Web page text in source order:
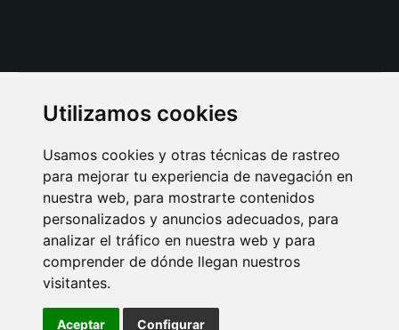
Utilizamos cookies
Usamos cookies y otras técnicas de rastreo
para mejorar tu experiencia de navegación en
nuestra web, para mostrarte contenidos
personalizados y anuncios adecuados, para
analizar el tráfico en nuestra web y para
comprender de dónde llegan nuestros
visitantes.
Aceptar Configurar
AVISO LEGAL POLITICA DE COOKIES
POLITICA DE PRIVACIDAD
PUBLICIDAD EN LA REVISTA QUÉ LEER
SORTEO-PREESTRENOS
SUSCRIPCIONES
Connecor Revistas